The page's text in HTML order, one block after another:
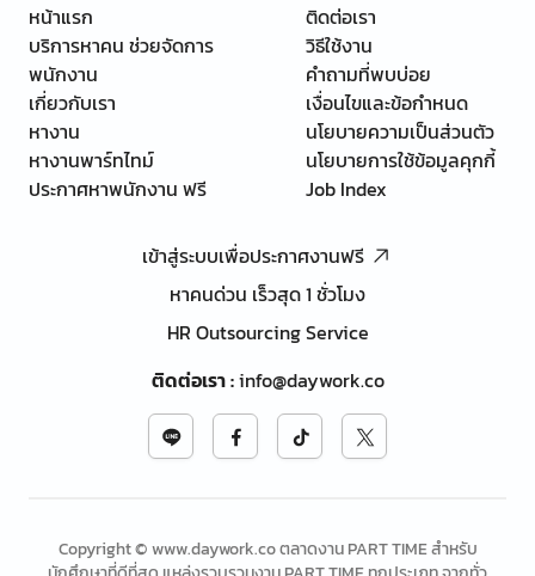
หน้าแรก
บริการหาคน ช่วยจัดการ
พนักงาน
เกี่ยวกับเรา
หางาน
หางานพาร์ทไทม์
ประกาศหาพนักงาน ฟรี
ติดต่อเรา
วิธีใช้งาน
คำถามที่พบบ่อย
เงื่อนไขและข้อกำหนด
นโยบายความเป็นส่วนตัว
นโยบายการใช้ข้อมูลคุกกี้
Job Index
เข้าสู่ระบบเพื่อประกาศงานฟรี
หาคนด่วน เร็วสุด 1 ชั่วโมง
HR Outsourcing Service
ติดต่อเรา:info@daywork.co
Copyright © www.daywork.co ตลาดงาน PART TIME สำหรับ